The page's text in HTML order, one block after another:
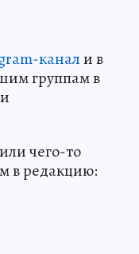
канали в
группам в
и
чего-то
в редакцию: